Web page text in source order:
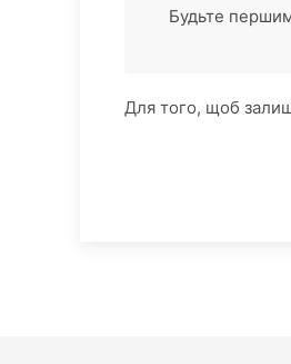
Будьте
Для того, щоб